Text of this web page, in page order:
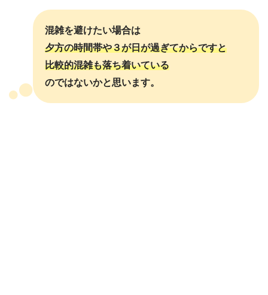
混雑を避けたい場合は
夕方の時間帯や３が日が過ぎてからですと
比較的混雑も落ち着いている
のではないかと思います。